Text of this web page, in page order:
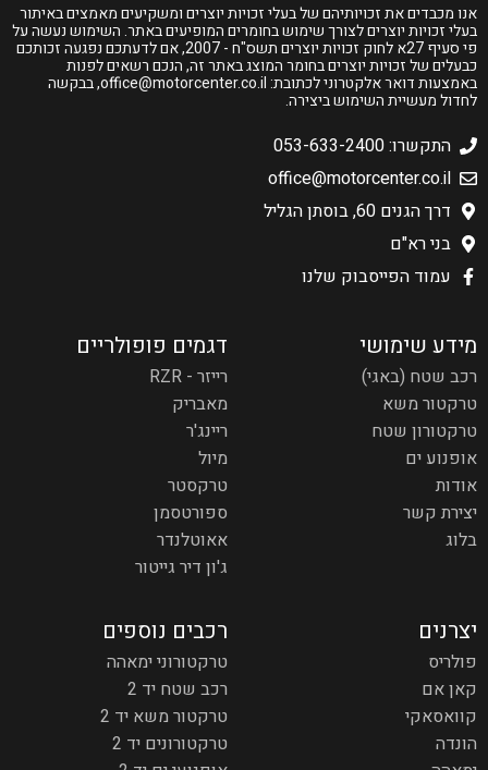
אנו מכבדים את זכויותיהם של בעלי זכויות יוצרים ומשקיעים מאמצים באיתור
בעלי זכויות יוצרים לצורך שימוש בחומרים המופיעים באתר. השימוש נעשה על
פי סעיף 27א לחוק זכויות יוצרים תשס"ח - 2007, אם לדעתכם נפגעה זכותכם
כבעלים של זכויות יוצרים בחומר המוצג באתר זה, הנכם רשאים לפנות
באמצעות דואר אלקטרוני לכתובת:office@motorcenter.co.il, בבקשה
לחדול מעשיית השימוש ביצירה.
התקשרו: 053-633-2400
office@motorcenter.co.il
דרך הגנים 60, בוסתן הגליל
בני רא"ם
עמוד הפייסבוק שלנו
מידע שימושי
רכב שטח (באגי)
טרקטור משא
טרקטורון שטח
אופנוע ים
אודות
יצירת קשר
בלוג
דגמים פופולריים
רייזר - RZR
מאבריק
ריינג'ר
מיול
טרקסטר
ספורטסמן
אאוטלנדר
ג'ון דיר גייטור
יצרנים
פולריס
קאן אם
קוואסאקי
הונדה
רכבים נוספים
טרקטורוני ימאהה
רכב שטח יד 2
טרקטור משא יד 2
טרקטורונים יד 2